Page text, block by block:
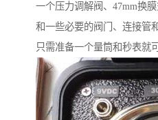
一个压力调解阀、47mm换
和一些必要的阀门、连接管
只需准备一个量筒和秒表就